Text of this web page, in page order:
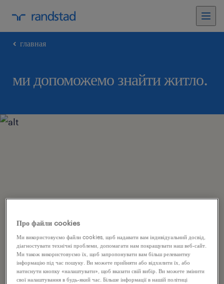
главная
ми допоможемо знайти житло.
чому ми допомагаємо?
ми чудово розуміємо, що зручне та спокійне
місце, де Ви живете та відпочиваєте, так само
Про файли cookies
Ми використовуємо файли cookies, щоб надавати вам індивідуальний досвід,
діагностувати технічні проблеми, допомагати нам покращувати наш веб-сайт.
Ми також використовуємо їх, щоб запропонувати вам більш релевантну
інформацію під час пошуку. Ви можете прийняти або відхилити їх, або
натиснути кнопку «налаштувати», щоб вказати свій вибір. Ви можете змінити
свої налаштування в будь-який час. Більше інформації в нашій політиці